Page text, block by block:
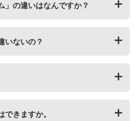
丁寧に製造しているため、比較的
品です。
品を模して製造された大量生産さ
めやすい価格になっております。
」の違いはなんですか？
。「ドラム(感光体ユニット)」は
めのもので、トナーカートリッジ
ります。
ぞれ印字できる枚数が異なってい
った場合は、必ず分離してから新
ださい。
いないの？
り多く印刷が可能なエコッテオリ
】もございます。
に限り、レビューをご投稿いただ
きますか。